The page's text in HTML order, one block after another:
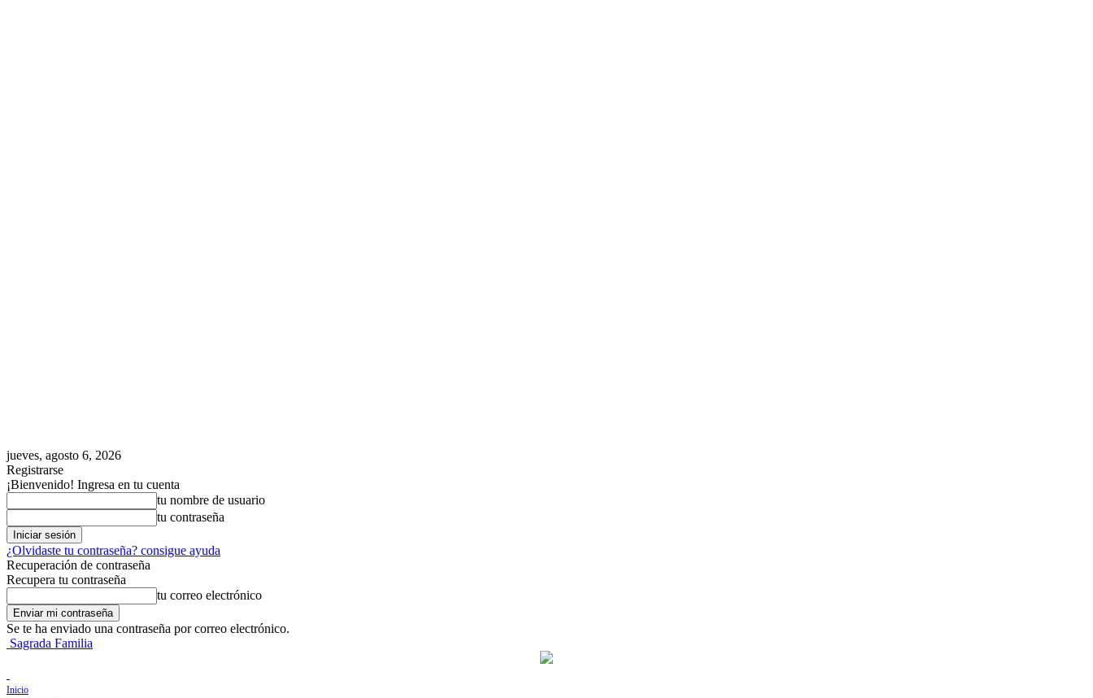
jueves, agosto 6, 2026
Registrarse
¡Bienvenido! Ingresa en tu cuenta
tu nombre de usuario
tu contraseña
¿Olvidaste tu contraseña? consigue ayuda
Recuperación de contraseña
Recupera tu contraseña
tu correo electrónico
Se te ha enviado una contraseña por correo electrónico.
Sagrada Familia
Inicio